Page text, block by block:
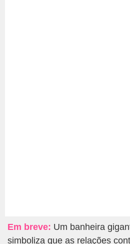
Em breve: Um banheira
simboliza que as relações